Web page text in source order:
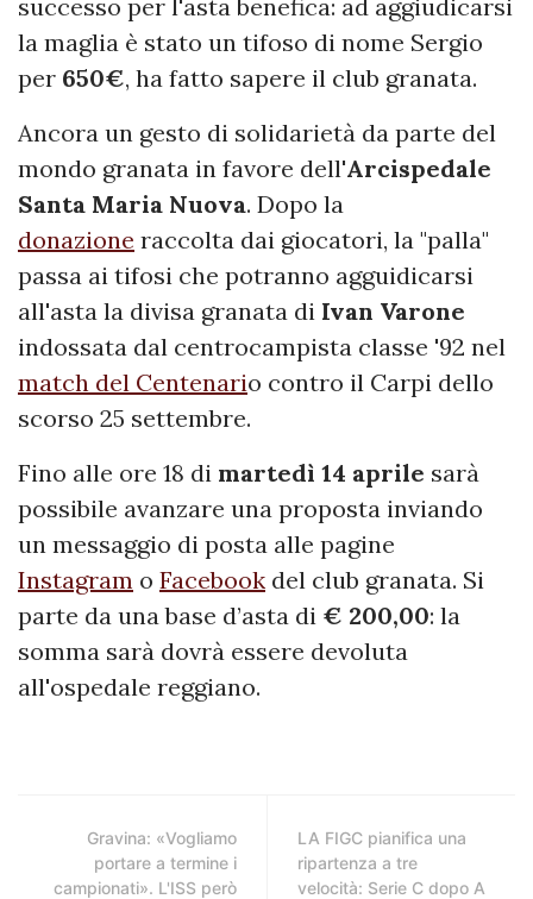
successo per l'asta benefica: ad aggiudicarsi
la maglia è stato un tifoso di nome Sergio
per 650€, ha fatto sapere il club granata.
Ancora un gesto di solidarietà da parte del
mondo granata in favore dell'Arcispedale
Santa Maria Nuova. Dopo la
donazione raccolta dai giocatori, la "palla"
passa ai tifosi che potranno agguidicarsi
all'asta la divisa granata di Ivan Varone
indossata dal centrocampista classe '92 nel
match del Centenario contro il Carpi dello
scorso 25 settembre.
Fino alle ore 18 di martedì 14 aprile sarà
possibile avanzare una proposta inviando
un messaggio di posta alle pagine
Instagram o Facebook del club granata. Si
parte da una base d’asta di € 200,00: la
somma sarà dovrà essere devoluta
all'ospedale reggiano.
Gravina: «Vogliamo
portare a termine i
campionati». L'ISS però
LA FIGC pianifica una
ripartenza a tre
velocità: Serie C dopo A